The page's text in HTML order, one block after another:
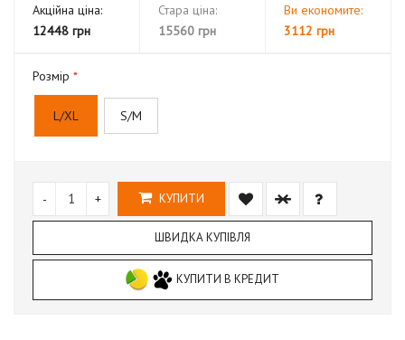
Акційна ціна:
12448 грн
Стара ціна:
15560 грн
Ви економите:
3112 грн
Розмір
L/XL S/M
- + КУПИТИ
ШВИДКА КУПІВЛЯ
КУПИТИ В КРЕДИТ